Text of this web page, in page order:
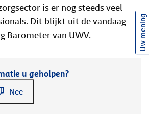
is er nog steeds veel
Dit blijkt uit de vandaag
Barometer van UWV.
u geholpen?
Nee
Uw mening